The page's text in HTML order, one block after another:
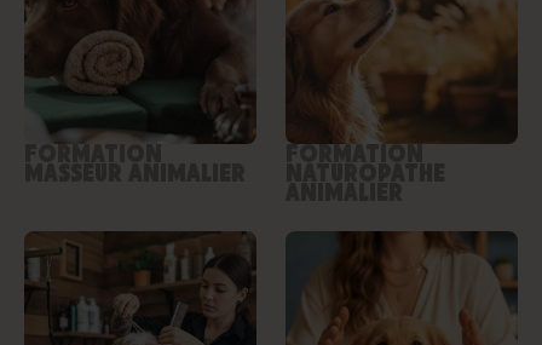
FORMATION FORMATION